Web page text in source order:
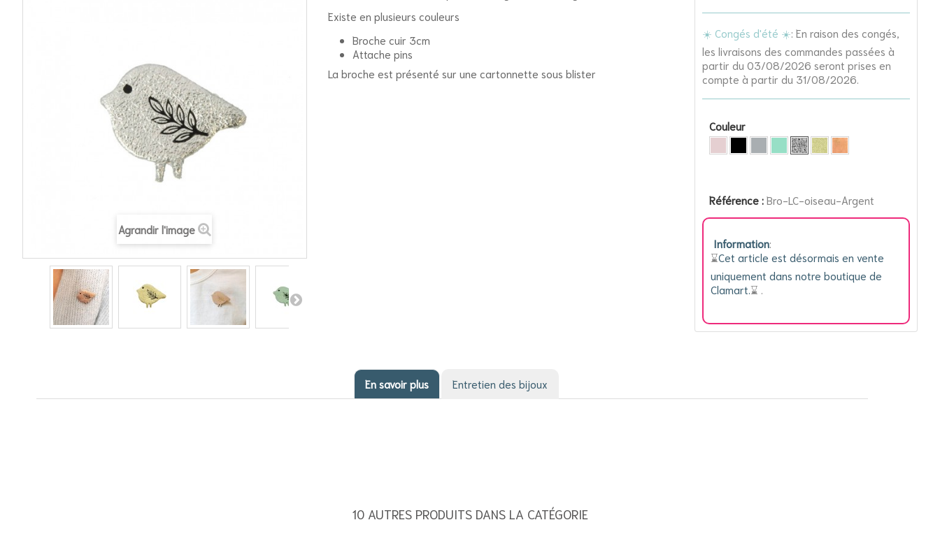
Agrandir l'image
Existe en plusieurs couleurs
Broche cuir 3cm
Attache pins
La broche est présenté sur une cartonnette sous blister
☀️ Congés d'été ☀️: En raison des congés,
les livraisons des commandes passées à
partir du 03/08/2026 seront prises en
compte à partir du 31/08/2026.
Couleur
Référence : Bro-LC-oiseau-Argent
Information:
⌛️Cet article est désormais en vente
uniquement dans notre boutique de
Clamart.⌛️ .
En savoir plus Entretien des bijoux
10 AUTRES PRODUITS DANS LA CATÉGORIE